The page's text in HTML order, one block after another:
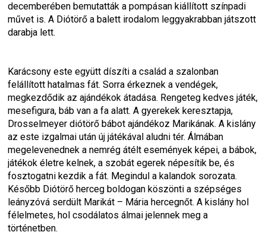
decemberében bemutatták a pompásan kiállított színpadi
művet is. A Diótörő a balett irodalom leggyakrabban játszott
darabja lett.
Karácsony este együtt díszíti a család a szalonban
felállított hatalmas fát. Sorra érkeznek a vendégek,
megkezdődik az ajándékok átadása. Rengeteg kedves játék,
mesefigura, báb van a fa alatt. A gyerekek keresztapja,
Drosselmeyer diótörő bábot ajándékoz Marikának. A kislány
az este izgalmai után új játékával aludni tér. Álmában
megelevenednek a nemrég átélt események képei, a bábok,
játékok életre kelnek, a szobát egerek népesítik be, és
fosztogatni kezdik a fát. Megindul a kalandok sorozata.
Később Diótörő herceg boldogan köszönti a szépséges
leányzóvá serdült Marikát – Mária hercegnőt. A kislány hol
félelmetes, hol csodálatos álmai jelennek meg a
történetben.